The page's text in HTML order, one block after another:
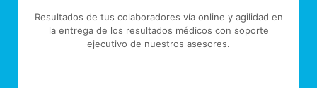
Resultados de tus colaboradores vía online y agilidad en
la entrega de los resultados médicos con soporte
ejecutivo de nuestros asesores.